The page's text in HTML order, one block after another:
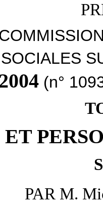
(n°
PAR M.